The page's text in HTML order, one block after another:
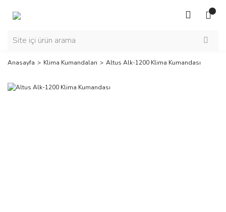
Anasayfa Klima Kumandaları Altus Alk-1200 Klima Kumandası